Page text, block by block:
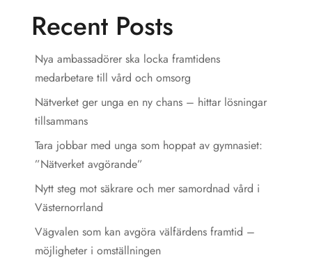
Recent Posts
Nya ambassadörer ska locka framtidens
medarbetare till vård och omsorg
Nätverket ger unga en ny chans – hittar lösningar
tillsammans
Tara jobbar med unga som hoppat av gymnasiet:
”Nätverket avgörande”
Nytt steg mot säkrare och mer samordnad vård i
Västernorrland
Vägvalen som kan avgöra välfärdens framtid –
möjligheter i omställningen